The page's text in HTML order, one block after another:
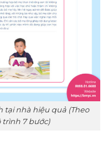
tại nhà hiệu quả (Theo
trình 7 bước)